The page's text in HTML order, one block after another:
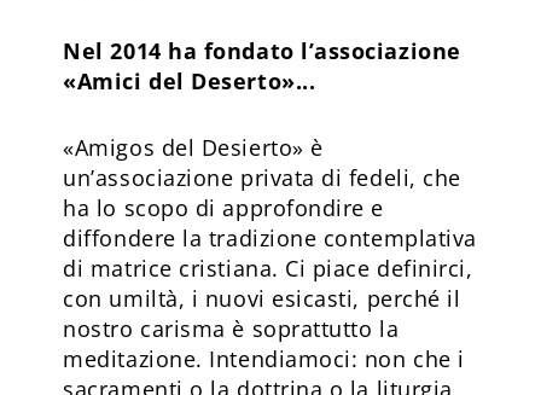
Nel 2014 ha fondato l’associazione
«Amici del Deserto»...
«Amigos del Desierto» è
un’associazione privata di fedeli, che
ha lo scopo di approfondire e
diffondere la tradizione contemplativa
di matrice cristiana. Ci piace definirci,
con umiltà, i nuovi esicasti, perché il
nostro carisma è soprattutto la
meditazione. Intendiamoci: non che i
sacramenti o la dottrina o la liturgia